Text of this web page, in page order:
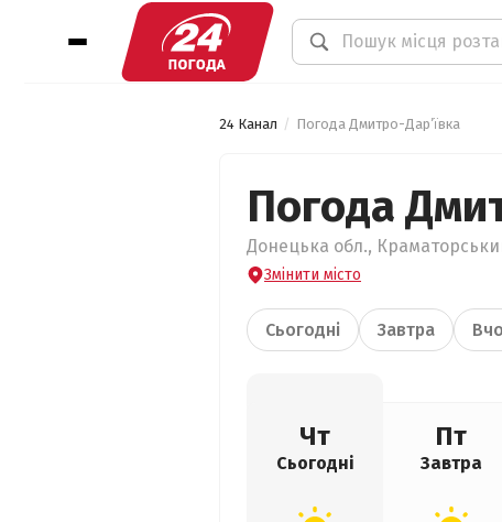
24 Канал Погода Дмитро-Дар’ївка
Погода
Донецька обл.,
Змінити місто
Сьогодні Завтра
Чт
Сьогодні
Пт
Завтра